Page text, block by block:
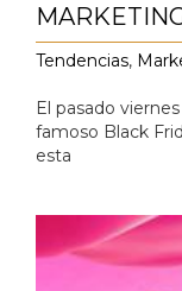
Tendencias,
El pasado
famoso Black
esta